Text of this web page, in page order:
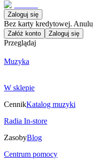
Zaloguj się
Bez karty kredytowej.
Załóż konto Zaloguj się
Przeglądaj
Muzyka
W sklepie
CennikKatalog muzyki
Radia In-store
ZasobyBlog
Centrum pomocy